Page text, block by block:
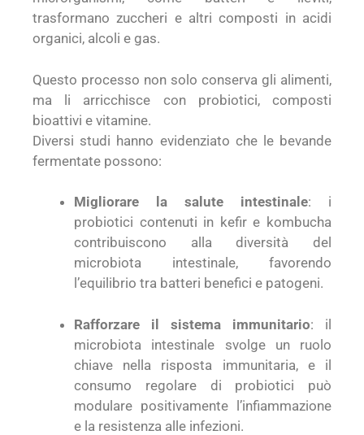
trasformano zuccheri e altri composti in acidi
organici, alcoli e gas.
Questo processo non solo conserva gli alimenti,
ma li arricchisce con probiotici, composti
bioattivi e vitamine.
Diversi studi hanno evidenziato che le bevande
fermentate possono:
Migliorare la salute intestinale: i
probiotici contenuti in kefir e kombucha
contribuiscono alla diversità del
microbiota intestinale, favorendo
l’equilibrio tra batteri benefici e patogeni.
Rafforzare il sistema immunitario: il
microbiota intestinale svolge un ruolo
chiave nella risposta immunitaria, e il
consumo regolare di probiotici può
modulare positivamente l’infiammazione
e la resistenza alle infezioni.